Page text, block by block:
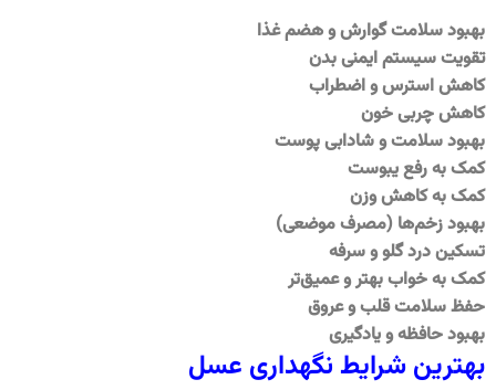
بهبود سلامت گوارش و هضم غذا
تقویت سیستم ایمنی بدن
کاهش استرس و اضطراب
کاهش چربی خون
بهبود سلامت و شادابی پوست
کمک به رفع یبوست
کمک به کاهش وزن
بهبود زخم‌ها (مصرف موضعی)
تسکین درد گلو و سرفه
کمک به خواب بهتر و عمیق‌تر
حفظ سلامت قلب و عروق
بهبود حافظه و یادگیری
بهترین شرایط نگهداری عسل